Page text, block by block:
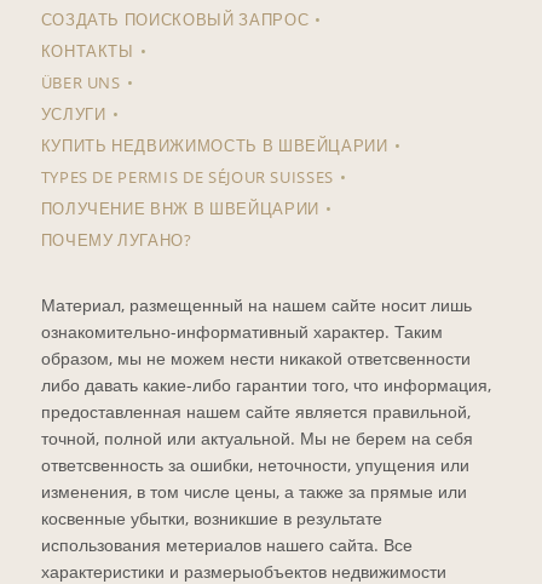
СОЗДАТЬ ПОИСКОВЫЙ ЗАПРОС
КОНТАКТЫ
ÜBER UNS
УСЛУГИ
КУПИТЬ НЕДВИЖИМОСТЬ В ШВЕЙЦАРИИ
TYPES DE PERMIS DE SÉJOUR SUISSES
ПОЛУЧЕНИЕ ВНЖ В ШВЕЙЦАРИИ
ПОЧЕМУ ЛУГАНО?
Материал, размещенный на нашем сайте носит лишь
ознакомительно-информативный характер. Таким
образом, мы не можем нести никакой ответсвенности
либо давать какие-либо гарантии того, что информация,
предоставленная нашем сайте является правильной,
точной, полной или актуальной. Мы не берем на себя
ответсвенность за ошибки, неточности, упущения или
изменения, в том числе цены, а также за прямые или
косвенные убытки, возникшие в результате
использования метериалов нашего сайта. Все
характеристики и размерыобъектов недвижимости